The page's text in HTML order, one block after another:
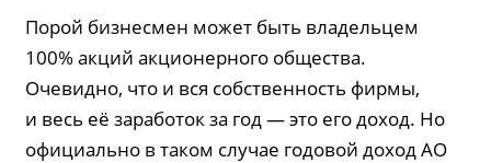
Порой бизнесмен может быть владельцем
100% акций акционерного общества.
Очевидно, что и вся собственность фирмы,
и весь её заработок за год — это его доход. Но
официально в таком случае годовой доход АО